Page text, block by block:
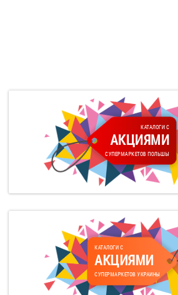
КАТАЛОГИ С
АКЦИЯМИ
СУПЕРМАРКЕТОВ ПОЛЬШЫ
КАТАЛОГИ С
АКЦИЯМИ
СУПЕРМАРКЕТОВ УКРАИНЫ